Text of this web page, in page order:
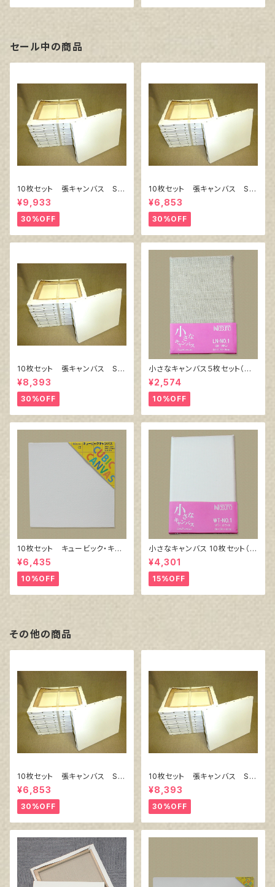
セール中の商品
10枚セット 張キャンバス Sn
owWhite SPC（綿・ポリエステ
ル）F8 455㎜×380㎜
¥9,933
30%OFF
10枚セット 張キャンバス Sn
owWhite SPC（綿・ポリエステ
ル）F4 333㎜×242㎜
¥6,853
30%OFF
10枚セット 張キャンバス Sn
owWhite SPC（綿・ポリエステ
ル）F6 410㎜×318㎜
¥8,393
30%OFF
小さなキャンバス５枚セット（麻
キャンバス裏面張り）
¥2,574
10%OFF
10枚セット キュービック・キャ
ンバス白（縦150㎜×横150㎜×
厚38㎜）
¥6,435
10%OFF
小さなキャンバス 10枚セット（ホ
ワイト塗りキャンバス張り）
¥4,301
15%OFF
その他の商品
10枚セット 張キャンバス Sn
owWhite SPC（綿・ポリエステ
ル）F4 333㎜×242㎜
¥6,853
30%OFF
10枚セット 張キャンバス Sn
owWhite SPC（綿・ポリエステ
ル）F6 410㎜×318㎜
¥8,393
30%OFF